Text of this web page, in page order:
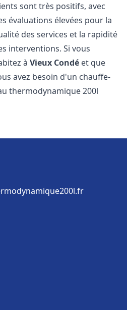
sont très positifs, avec
évaluations élevées pour la
des services et la rapidité
interventions. Si vous
àVieux Condé et que
avez besoin d'un chauffe-
thermodynamique 200l